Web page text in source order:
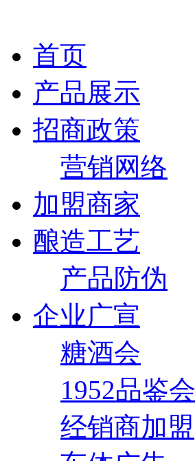
首页
产品展示
招商政策
营销网络
加盟商家
酿造工艺
产品防伪
企业广宣
糖酒会
1952品鉴会
经销商加盟